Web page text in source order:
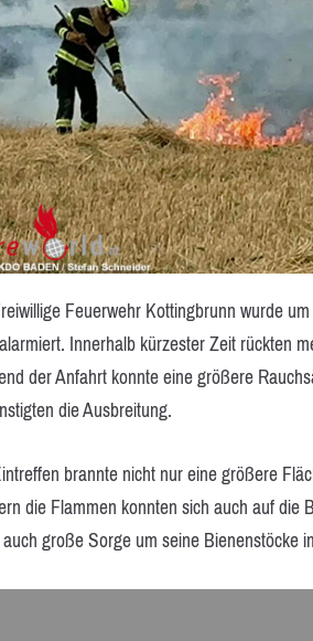
Feuerwehr Kottingbrunn wurde
Innerhalb kürzester Zeit rückten
der Anfahrt konnte eine größere
die Ausbreitung.
brannte nicht nur eine größere
die Flammen konnten sich auch auf
große Sorge um seine Bienenstöcke